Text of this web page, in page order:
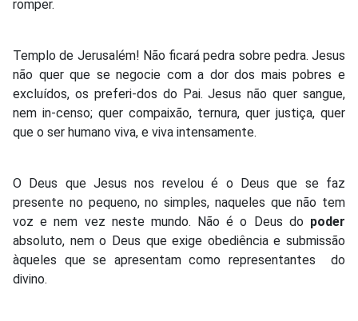
romper.
Templo de Jerusalém! Não ficará pedra sobre pedra. Jesus
não quer que se negocie com a dor dos mais pobres e
excluídos, os preferi-dos do Pai. Jesus não quer sangue,
nem in-censo; quer compaixão, ternura, quer justiça, quer
que o ser humano viva, e viva intensamente.
O Deus que Jesus nos revelou é o Deus que se faz
presente no pequeno, no simples, naqueles que não tem
voz e nem vez neste mundo. Não é o Deus do poder
absoluto, nem o Deus que exige obediência e submissão
àqueles que se apresentam como representantes do
divino.